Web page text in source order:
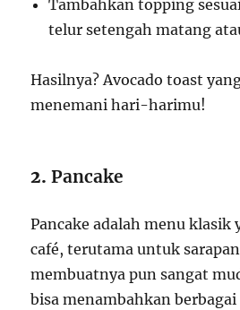
Tambahkan topping
telur setengah matang
Hasilnya? Avocado toast
menemani hari-harimu!
2.Pancake
Pancake adalah menu klasik
café, terutama untuk
membuatnya pun sangat
bisa menambahkan